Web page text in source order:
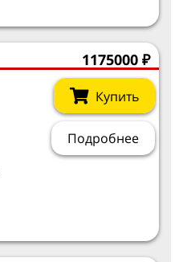
1175000 ₽
Купить
Подробнее